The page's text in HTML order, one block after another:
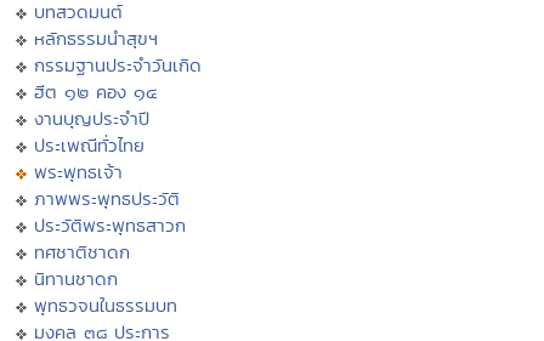
บทสวดมนต์
หลักธรรมนำสุขฯ
กรรมฐานประจำวันเกิด
ฮีต ๑๒ คอง ๑๔
งานบุญประจำปี
ประเพณีทั่วไทย
พระพุทธเจ้า
ภาพพระพุทธประวัติ
ประวัติพระพุทธสาวก
ทศชาติชาดก
นิทานชาดก
พุทธวจนในธรรมบท
มงคล ๓๘ ประการ